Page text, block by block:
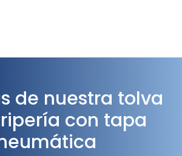
de nuestra tolva
con tapa